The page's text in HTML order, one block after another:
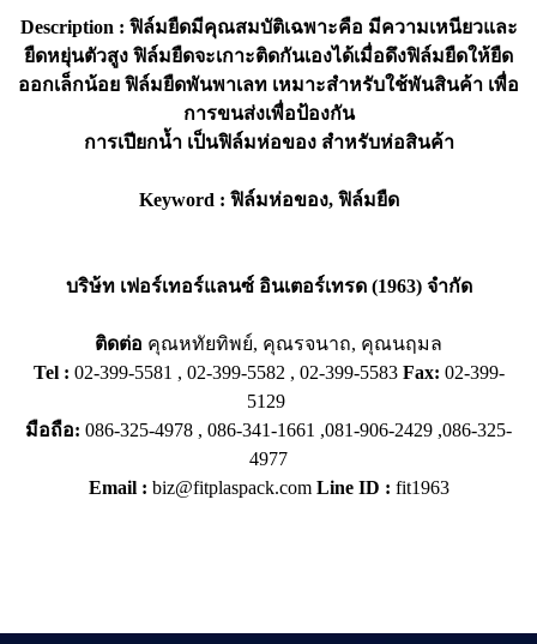
Description : ฟิล์มยืดมีคุณสมบัติเฉพาะคือ มีความเหนียวและ
ยืดหยุ่นตัวสูง ฟิล์มยืดจะเกาะติดกันเองได้เมื่อดึงฟิล์มยืดให้ยืด
ออกเล็กน้อย ฟิล์มยืดพันพาเลท เหมาะสำหรับใช้พันสินค้า เพื่อ
การขนส่งเพื่อป้องกัน
การเปียกน้ำ เป็นฟิล์มห่อของ สำหรับห่อสินค้า
Keyword : ฟิล์มห่อของ, ฟิล์มยืด
บริษ้ท เฟอร์เทอร์แลนซ์ อินเตอร์เทรด (1963) จำกัด
ติดต่อ คุณหทัยทิพย์, คุณรจนาถ, คุณนฤมล
Tel : 02-399-5581 , 02-399-5582 , 02-399-5583 Fax: 02-399-
5129
มือถือ: 086-325-4978 , 086-341-1661 ,081-906-2429 ,086-325-
4977
Email : biz@fitplaspack.com Line ID : fit1963